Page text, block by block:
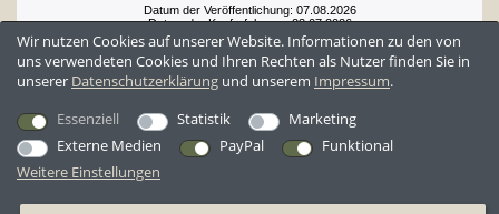
Datum der Veröffentlichung: 07.08.2026
Datum der Kauferfahrung: 23.07.2026
Wir nutzen Cookies auf unserer Website. Informationen zu den von
uns verwendeten Cookies und Ihren Rechten als Nutzer finden Sie in
unserer Daten­schutz­erklärung und unserem Impressum.
Essenziell
Statistik
Marketing
Externe Medien
PayPal
Funktional
Weitere Einstellungen